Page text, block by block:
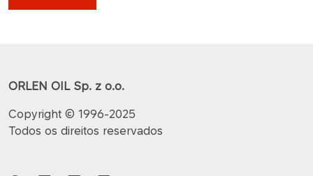
ORLEN OIL Sp. z o.o.
Copyright © 1996-2025
Todos os direitos reservados